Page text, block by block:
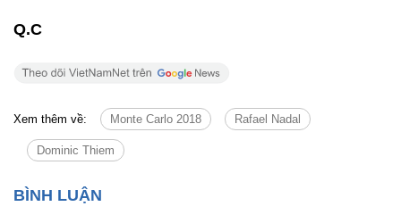
Q.C
Xem thêm về: Monte Carlo 2018 Rafael Nadal
Dominic Thiem